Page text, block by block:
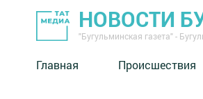
НОВОСТИ
"Бугульминская газета" -
Главная Происшествия